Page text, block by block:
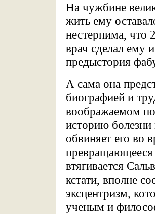
На чужбине
жить ему
нестерпима, что
врач сделал ему
предыстория
А сама она
биографией и
воображаемом
историю
обвиняет его во
превращающееся
втягивается
кстати, вполне
эксцентризм,
ученым и